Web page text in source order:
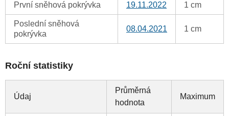
První sněhová pokrývka 19.11.2022 1 cm
Poslední sněhová
pokrývka
08.04.2021 1 cm
Roční statistiky
Údaj
Průměrná
hodnota
Maximum